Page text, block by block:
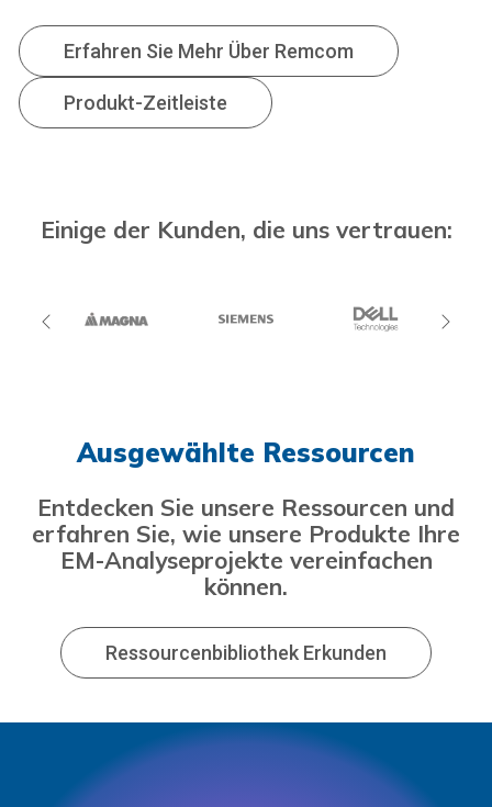
Erfahren Sie Mehr Über Remcom
Produkt-Zeitleiste
Einige der Kunden, die uns vertrauen:
Ausgewählte Ressourcen
Entdecken Sie unsere Ressourcen und
erfahren Sie, wie unsere Produkte Ihre
EM-Analyseprojekte vereinfachen
können.
Ressourcenbibliothek Erkunden